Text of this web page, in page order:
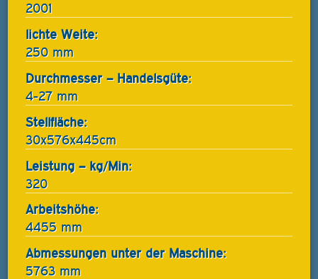
2001
lichte Weite:
250 mm
Durchmesser – Handelsgüte:
4-27 mm
Stellfläche:
30x576x445cm
Leistung – kg/Min:
320
Arbeitshöhe:
4455 mm
Abmessungen unter der Maschine:
5763 mm